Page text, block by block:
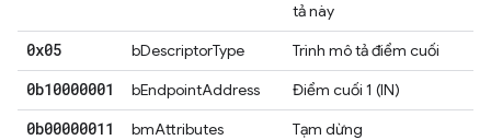
tả này
0x05 bDescriptorType Trình mô tả điểm cuối
0b10000001 bEndpointAddress Điểm cuối 1 (IN)
0b00000011 bmAttributes Tạm dừng